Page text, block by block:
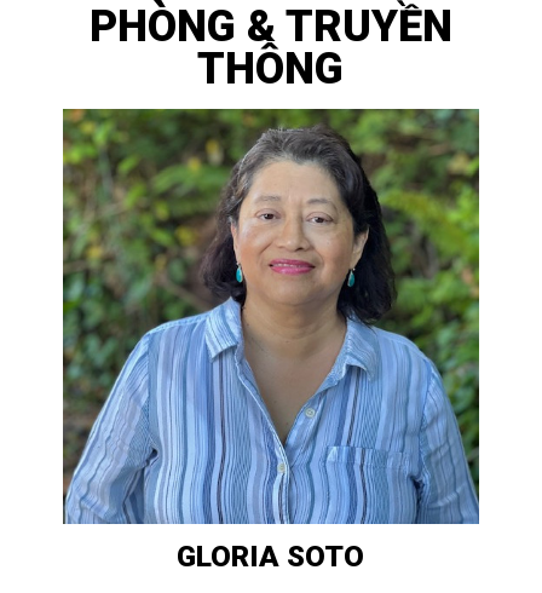
PHÒNG & TRUYỀN
THÔNG
GLORIA SOTO